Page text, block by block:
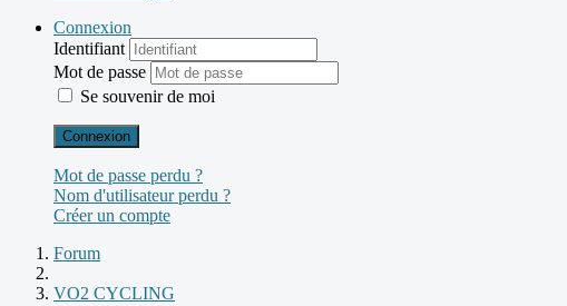
Connexion
Identifiant
Mot de passe
Se souvenir de moi
Connexion
Mot de passe perdu ?
Nom d'utilisateur perdu ?
Créer un compte
Forum
VO2 CYCLING